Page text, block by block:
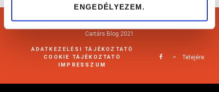
ENGEDÉLYEZEM.
Cartárs Blog 2021
ADATKEZELÉSI TÁJÉKOZTATÓ
COOKIE TÁJÉKOZTATÓ
IMPRESSZUM
Tetejére